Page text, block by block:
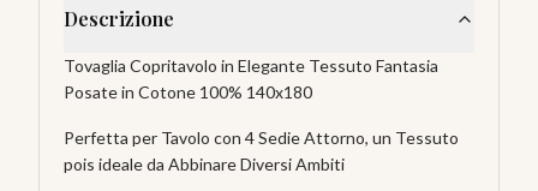
Descrizione
Tovaglia Copritavolo in Elegante Tessuto Fantasia
Posate in Cotone 100% 140x180
Perfetta per Tavolo con 4 Sedie Attorno, un Tessuto
pois ideale da Abbinare Diversi Ambiti